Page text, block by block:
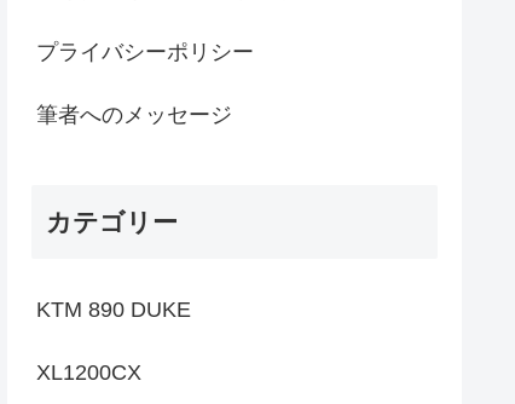
プライバシーポリシー
筆者へのメッセージ
カテゴリー
KTM 890 DUKE
XL1200CX